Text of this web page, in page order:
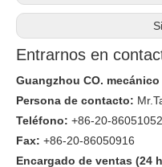
Entrarnos en
Guangzhou CO.
Persona de contacto:
Teléfono: +86-20-86051052
Fax: +86-20-86050916
Encargado de ventas (24